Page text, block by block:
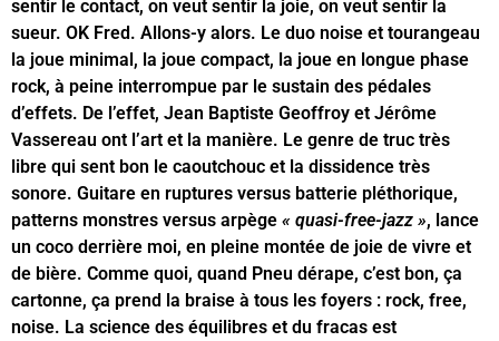
sentir le contact, on veut sentir la joie, on veut sentir la
sueur. OK Fred. Allons-y alors. Le duo noise et tourangeau
la joue minimal, la joue compact, la joue en longue phase
rock, à peine interrompue par le sustain des pédales
d’effets. De l’effet, Jean Baptiste Geoffroy et Jérôme
Vassereau ont l’art et la manière. Le genre de truc très
libre qui sent bon le caoutchouc et la dissidence très
sonore. Guitare en ruptures versus batterie pléthorique,
patterns monstres versus arpège « quasi-free-jazz », lance
un coco derrière moi, en pleine montée de joie de vivre et
de bière. Comme quoi, quand Pneu dérape, c’est bon, ça
cartonne, ça prend la braise à tous les foyers : rock, free,
noise. La science des équilibres et du fracas est